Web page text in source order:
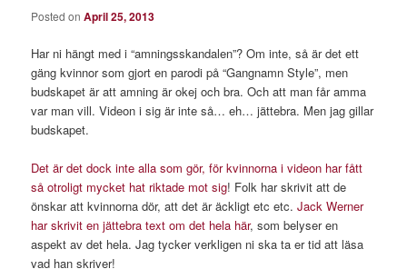
Posted onApril 25, 2013
Har ni hängt med i “amningsskandalen”? Om inte, så är det ett
gäng kvinnor som gjort en parodi på “Gangnamn Style”, men
budskapet är att amning är okej och bra. Och att man får amma
var man vill. Videon i sig är inte så… eh… jättebra. Men jag gillar
budskapet.
Det är det dock inte alla som gör, för kvinnorna i videon har fått
så otroligt mycket hat riktade mot sig! Folk har skrivit att de
önskar att kvinnorna dör, att det är äckligt etc etc.Jack Werner
har skrivit en jättebra text om det hela här, som belyser en
aspekt av det hela. Jag tycker verkligen ni ska ta er tid att läsa
vad han skriver!